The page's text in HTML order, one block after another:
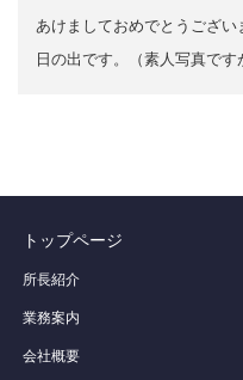
あけましておめでとうござ
日の出です。（素人写真です
トップページ
所長紹介
業務案内
会社概要